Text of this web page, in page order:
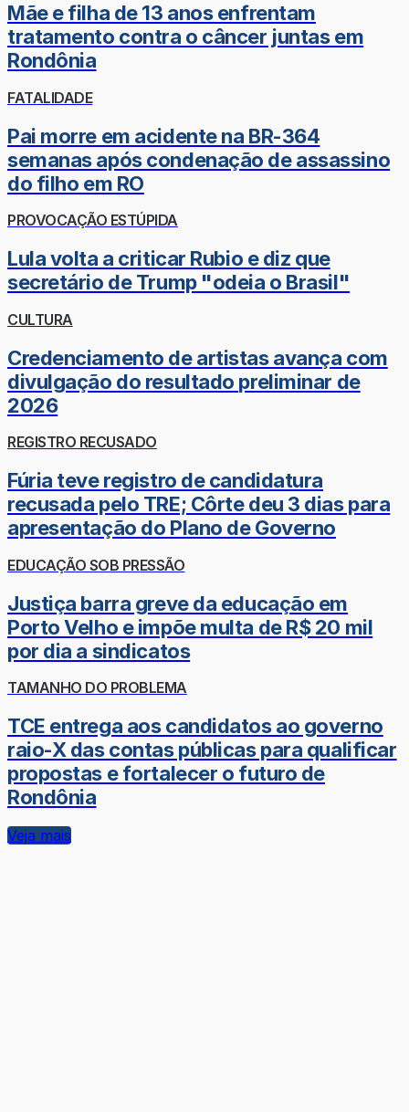
Mãe e filha de 13 anos enfrentam
tratamento contra o câncer juntas em
Rondônia
FATALIDADE
Pai morre em acidente na BR-364
semanas após condenação de assassino
do filho em RO
PROVOCAÇÃO ESTÚPIDA
Lula volta a criticar Rubio e diz que
secretário de Trump "odeia o Brasil"
CULTURA
Credenciamento de artistas avança com
divulgação do resultado preliminar de
2026
REGISTRO RECUSADO
Fúria teve registro de candidatura
recusada pelo TRE; Côrte deu 3 dias para
apresentação do Plano de Governo
EDUCAÇÃO SOB PRESSÃO
Justiça barra greve da educação em
Porto Velho e impõe multa de R$ 20 mil
por dia a sindicatos
TAMANHO DO PROBLEMA
TCE entrega aos candidatos ao governo
raio-X das contas públicas para qualificar
propostas e fortalecer o futuro de
Rondônia
Veja mais